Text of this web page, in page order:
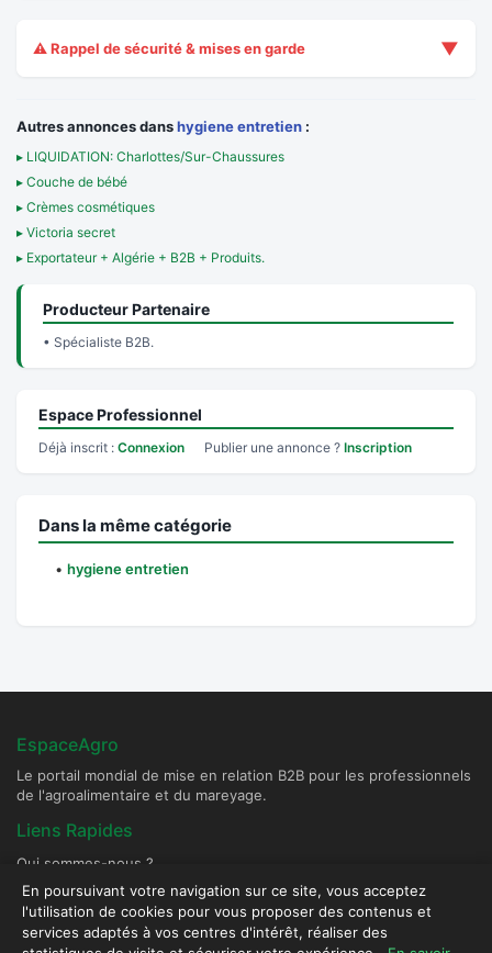
⚠️ Rappel de sécurité & mises en garde ▼
Autres annonces danshygiene entretien :
▸ LIQUIDATION: Charlottes/Sur-Chaussures
▸ Couche de bébé
▸ Crèmes cosmétiques
▸ Victoria secret
▸ Exportateur + Algérie + B2B + Produits.
Producteur Partenaire
• Spécialiste B2B.
Espace Professionnel
Déjà inscrit : Connexion Publier une annonce ? Inscription
Dans la même catégorie
• hygiene entretien
EspaceAgro
Le portail mondial de mise en relation B2B pour les professionnels
de l'agroalimentaire et du mareyage.
Liens Rapides
Qui sommes-nous ?
Devenir Fournisseur Partenaire
Publier une annonce
En poursuivant votre navigation sur ce site, vous acceptez
l'utilisation de cookies pour vous proposer des contenus et
services adaptés à vos centres d'intérêt, réaliser des